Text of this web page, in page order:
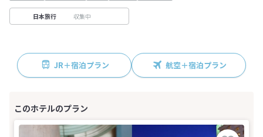
日本旅行 収集中
JR＋宿泊プラン 航空＋宿泊プラン